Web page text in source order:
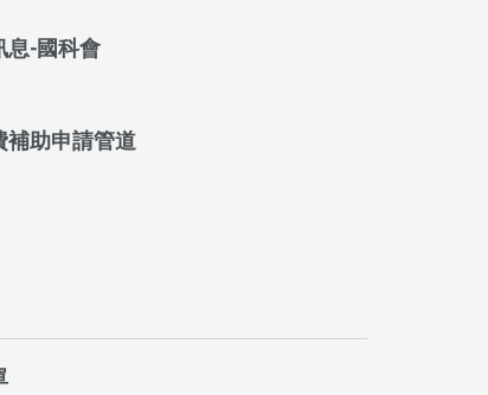
息-國科會
補助申請管道